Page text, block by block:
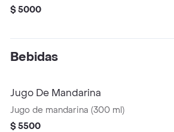
$ 5000
Bebidas
Jugo De Mandarina
Jugo de mandarina (300 ml)
$ 5500